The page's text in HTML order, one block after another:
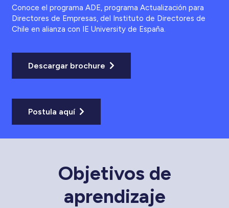
Conoce el programa ADE, programa Actualización para
Directores de Empresas, del Instituto de Directores de
Chile en alianza con IE Universityde España.
Descargar brochure
Postula aquí
Objetivos de
aprendizaje